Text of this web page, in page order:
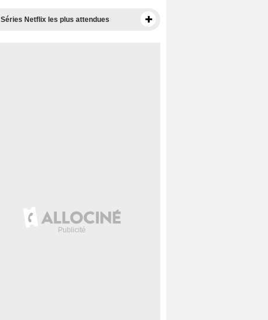
Séries Netflix les plus attendues